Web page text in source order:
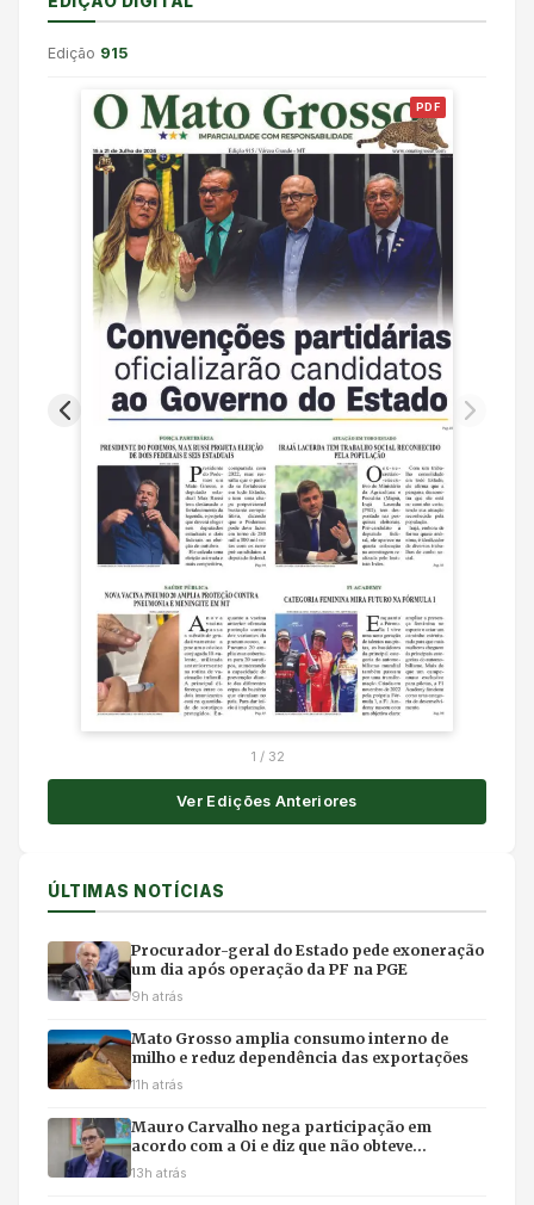
Edição 915
PDF
1 / 32
Ver Edições Anteriores
ÚLTIMAS NOTÍCIAS
Procurador-geral do Estado pede exoneração
um dia após operação da PF na PGE
9h atrás
Mato Grosso amplia consumo interno de
milho e reduz dependência das exportações
11h atrás
Mauro Carvalho nega participação em
acordo com a Oi e diz que não obteve
benefícios
13h atrás